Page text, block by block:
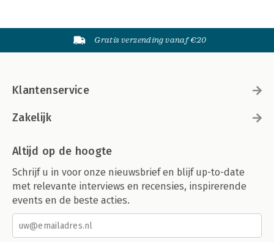
Gratis verzending vanaf €20
Klantenservice
Zakelijk
Altijd op de hoogte
Schrijf u in voor onze nieuwsbrief en blijf up-to-date
met relevante interviews en recensies, inspirerende
events en de beste acties.